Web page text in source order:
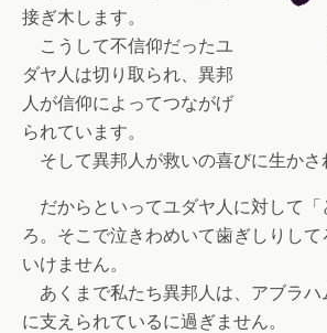
接ぎ木します。
こうして不信仰だったユ
ダヤ人は切り取られ、異邦
人が信仰によってつながげ
られています。
そして異邦人が救いの喜びに生かさ
だからといってユダヤ人に対して「
ろ。そこで泣きわめいて歯ぎしりし
いけません。
あくまで私たち異邦人は、アブラハ
に支えられているに過ぎません。